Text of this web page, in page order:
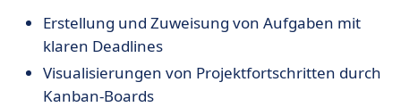
Erstellung und Zuweisung von Aufgaben mit
klaren Deadlines
Visualisierungen von Projektfortschritten durch
Kanban-Boards